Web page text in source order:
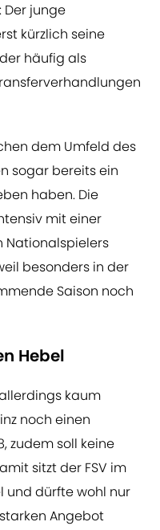
Der junge
kürzlich seine
häufig als
dem Umfeld des
sogar bereits ein
haben. Die
mit einer
Nationalspielers
besonders in der
Saison noch
Hebel
kaum
noch einen
zudem soll keine
sitzt der FSV im
und dürfte wohl nur
Angebot